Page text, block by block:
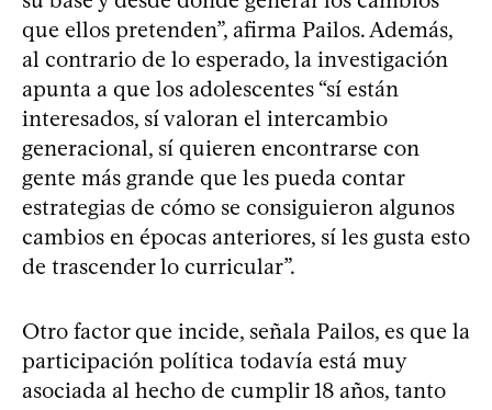
que ellos pretenden”, afirma Pailos. Además,
al contrario de lo esperado, la investigación
apunta a que los adolescentes “sí están
interesados, sí valoran el intercambio
generacional, sí quieren encontrarse con
gente más grande que les pueda contar
estrategias de cómo se consiguieron algunos
cambios en épocas anteriores, sí les gusta esto
de trascender lo curricular”.
Otro factor que incide, señala Pailos, es que la
participación política todavía está muy
asociada al hecho de cumplir 18 años, tanto